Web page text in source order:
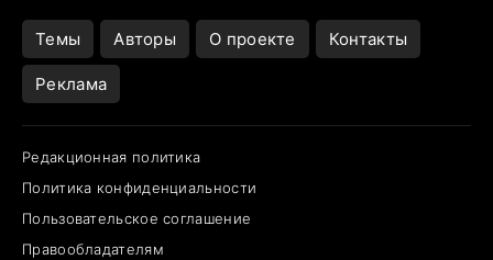
Темы Авторы О проекте Контакты
Реклама
Редакционная политика
Политика конфиденциальности
Пользовательское соглашение
Правообладателям